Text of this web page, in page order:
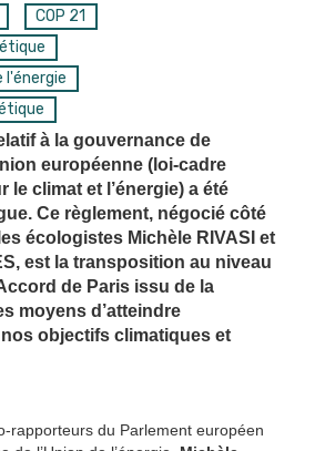
COP 21
l'énergie
à la gouvernance de
européenne (loi-cadre
le climat et l’énergie) a été
Ce règlement, négocié côté
écologistes Michèle RIVASI et
est la transposition au niveau
de Paris issu de la
moyens d’atteindre
objectifs climatiques et
rapporteurs du Parlement européen